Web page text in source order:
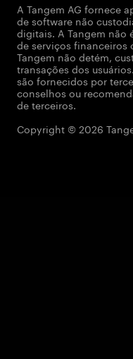
A Tangem AG fornece
de software não
digitais. A Tangem não
de serviços financeiros
Tangem não detém,
transações dos
são fornecidos por
conselhos ou
de terceiros.